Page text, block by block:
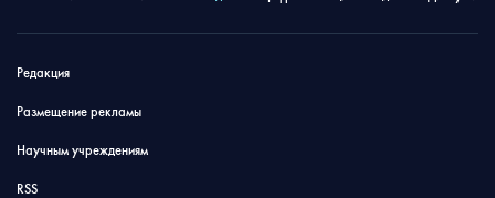
Редакция
Размещение рекламы
Научным учреждениям
RSS